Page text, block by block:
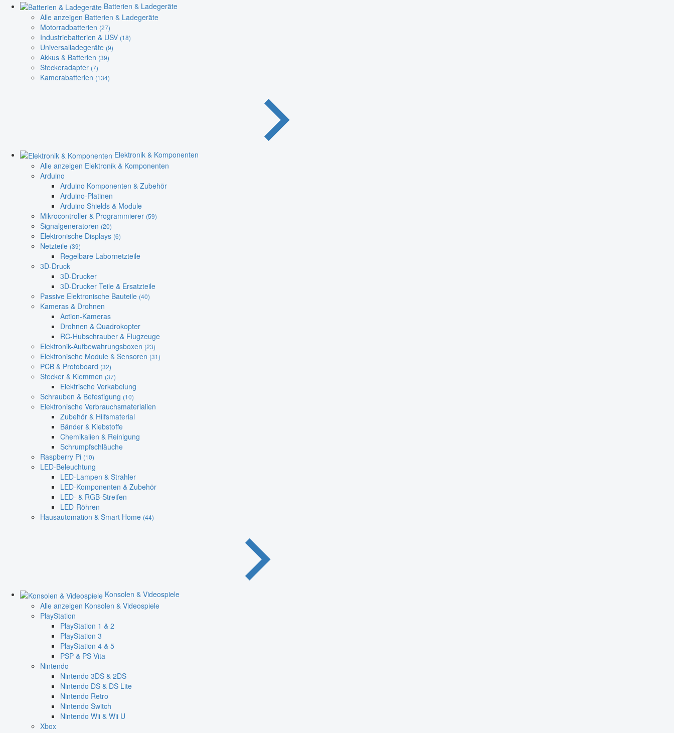
Batterien & Ladegeräte
Alle anzeigen Batterien & Ladegeräte
Motorradbatterien (27)
Industriebatterien & USV (18)
Universalladegeräte (9)
Akkus & Batterien (39)
Steckeradapter (7)
Kamerabatterien (134)
Elektronik & Komponenten
Alle anzeigen Elektronik & Komponenten
Arduino
Arduino Komponenten & Zubehör
Arduino-Platinen
Arduino Shields & Module
Mikrocontroller & Programmierer (59)
Signalgeneratoren (20)
Elektronische Displays (6)
Netzteile (39)
Regelbare Labornetzteile
3D-Druck
3D-Drucker
3D-Drucker Teile & Ersatzteile
Passive Elektronische Bauteile (40)
Kameras & Drohnen
Action-Kameras
Drohnen & Quadrokopter
RC-Hubschrauber & Flugzeuge
Elektronik-Aufbewahrungsboxen (23)
Elektronische Module & Sensoren (31)
PCB & Protoboard (32)
Stecker & Klemmen (37)
Elektrische Verkabelung
Schrauben & Befestigung (10)
Elektronische Verbrauchsmaterialien
Zubehör & Hilfsmaterial
Bänder & Klebstoffe
Chemikalien & Reinigung
Schrumpfschläuche
Raspberry Pi (10)
LED-Beleuchtung
LED-Lampen & Strahler
LED-Komponenten & Zubehör
LED- & RGB-Streifen
LED-Röhren
Hausautomation & Smart Home (44)
Konsolen & Videospiele
Alle anzeigen Konsolen & Videospiele
PlayStation
PlayStation 1 & 2
PlayStation 3
PlayStation 4 & 5
PSP & PS Vita
Nintendo
Nintendo 3DS & 2DS
Nintendo DS & DS Lite
Nintendo Retro
Nintendo Switch
Nintendo Wii & Wii U
Xbox